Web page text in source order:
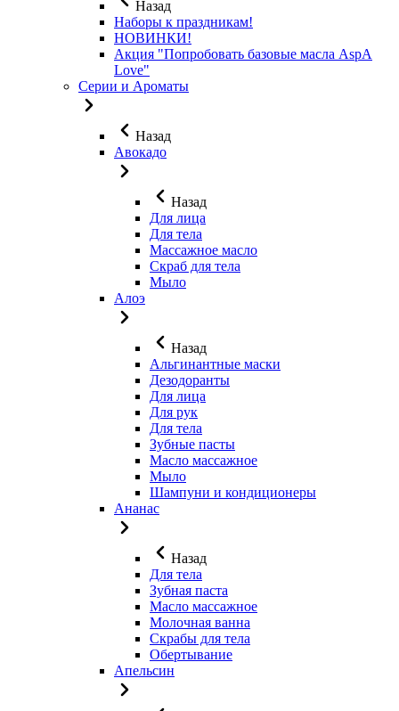
Назад
Наборы к праздникам!
НОВИНКИ!
Акция "Попробовать базовые масла AspA
Love"
Серии и Ароматы
Назад
Авокадо
Назад
Для лица
Для тела
Массажное масло
Скраб для тела
Мыло
Алоэ
Назад
Альгинантные маски
Дезодоранты
Для лица
Для рук
Для тела
Зубные пасты
Масло массажное
Мыло
Шампуни и кондиционеры
Ананас
Назад
Для тела
Зубная паста
Масло массажное
Молочная ванна
Скрабы для тела
Обертывание
Апельсин